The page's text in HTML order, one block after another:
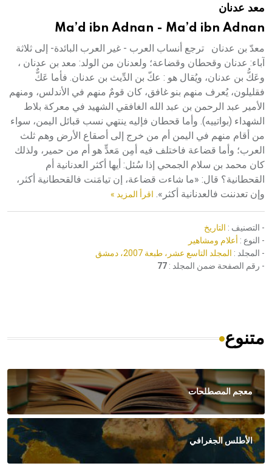
هيئة الموسوعة العربية تطلق موسوعات جديدة في عام 2026معد عدنان
Ma’d ibn Adnan - Ma’d ibn Adnan
معدّ بن عدنان ترجع أنساب العرب - غير العرب البائدة- إلى ثلاثة
آباء: عدنان وقحطان وقضاعة؛ ولعدنان من الولد: معد بن عدنان ،
وعَكُّ بن عدنان، ويُقال هو : عكّ بن الدِّيث بن عدنان. فأما عَكٌّ
فقليلون، يُعرف منهم بنو غافق، كان قومٌ منهم في الأندلس، ومنهم
الأمير عبد الرحمن بن عبد الله الغافقي الشهيد في معركة بلاط
الشهداء (بواتييه). وأما قحطان فإليه ينتهي نسب قبائل اليمن، سواء
من أقام منهم في اليمن أم من خرج إلى أصقاع الأرض وهم ثلث
العرب؛ وأما قضاعة فاختلف فيه أمِن مَعدٍّ هو أم من حمير، ولذلك
كان محمد بن سلام الجمحي إذا سُئل: أيها أكثر العدنانية أم
القحطانية؟ قال: «ما شاءت قضاعة، إن تيامَنت فالقحطانية أكثر،
وإن تعدننت فالعدنانية أكثر». اقرأ المزيد »
- التصنيف : التاريخ
- النوع : أعلام ومشاهير
- المجلد : المجلد التاسع عشر، طبعة 2007، دمشق
- رقم الصفحة ضمن المجلد : 77
متنوع
معجم المصطلحات
الأطلس الجغرافي